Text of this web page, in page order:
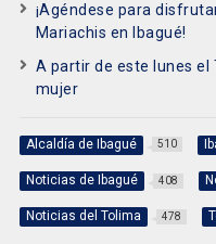
¡Agéndese para
Mariachis en Ibagué!
A partir de este lunes el
mujer
Alcaldía de Ibagué 510
Noticias de Ibagué 408
Noticias del Tolima 478